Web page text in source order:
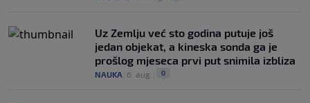
Uz Zemlju već sto godina putuje još
jedan objekat, a kineska sonda ga je
prošlog mjeseca prvi put snimila izbliza
NAUKA 6. aug. 0